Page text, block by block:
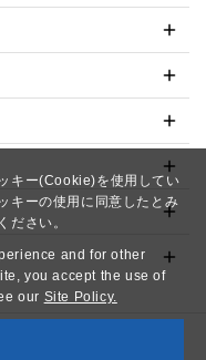
キー(Cookie)を使用してい
キーの使用に同意したとみ
ださい。
and for other
you accept the use of
our Site Policy.
Reserved.